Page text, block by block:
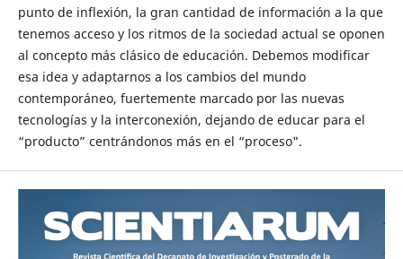
punto de inflexión, la gran cantidad de información a la que
tenemos acceso y los ritmos de la sociedad actual se oponen
al concepto más clásico de educación. Debemos modificar
esa idea y adaptarnos a los cambios del mundo
contemporáneo, fuertemente marcado por las nuevas
tecnologías y la interconexión, dejando de educar para el
“producto” centrándonos más en el “proceso".